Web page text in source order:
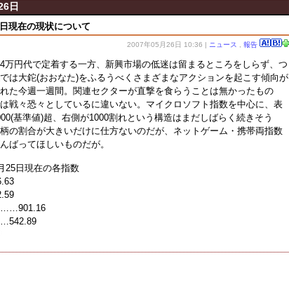
日
現在の現状について
2007年05月26日 10:36 | ニュース 報告
万円代で定着する一方、新興市場の低迷は留まるところをしらず、つ
は大鉈(おおなた)をふるうべくさまざまなアクションを起こす傾向が
た今週一週間。関連セクターが直撃を食らうことは無かったもの
戦々恐々としているに違いない。マイクロソフト指数を中心に、表
基準値)超、右側が1000割れという構造はまだしばらく続きそう
の割合が大きいだけに仕方ないのだが、ネットゲーム・携帯両指数
ばってほしいものだが。
25日現在の各指数
……901.16